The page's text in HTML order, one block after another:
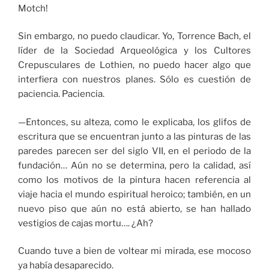
Motch!
Sin embargo, no puedo claudicar. Yo, Torrence Bach, el
líder de la Sociedad Arqueológica y los Cultores
Crepusculares de Lothien, no puedo hacer algo que
interfiera con nuestros planes. Sólo es cuestión de
paciencia. Paciencia.
—Entonces, su alteza, como le explicaba, los glifos de
escritura que se encuentran junto a las pinturas de las
paredes parecen ser del siglo VII, en el periodo de la
fundación… Aún no se determina, pero la calidad, así
como los motivos de la pintura hacen referencia al
viaje hacia el mundo espiritual heroico; también, en un
nuevo piso que aún no está abierto, se han hallado
vestigios de cajas mortu…. ¿Ah?
Cuando tuve a bien de voltear mi mirada, ese mocoso
ya había desaparecido.